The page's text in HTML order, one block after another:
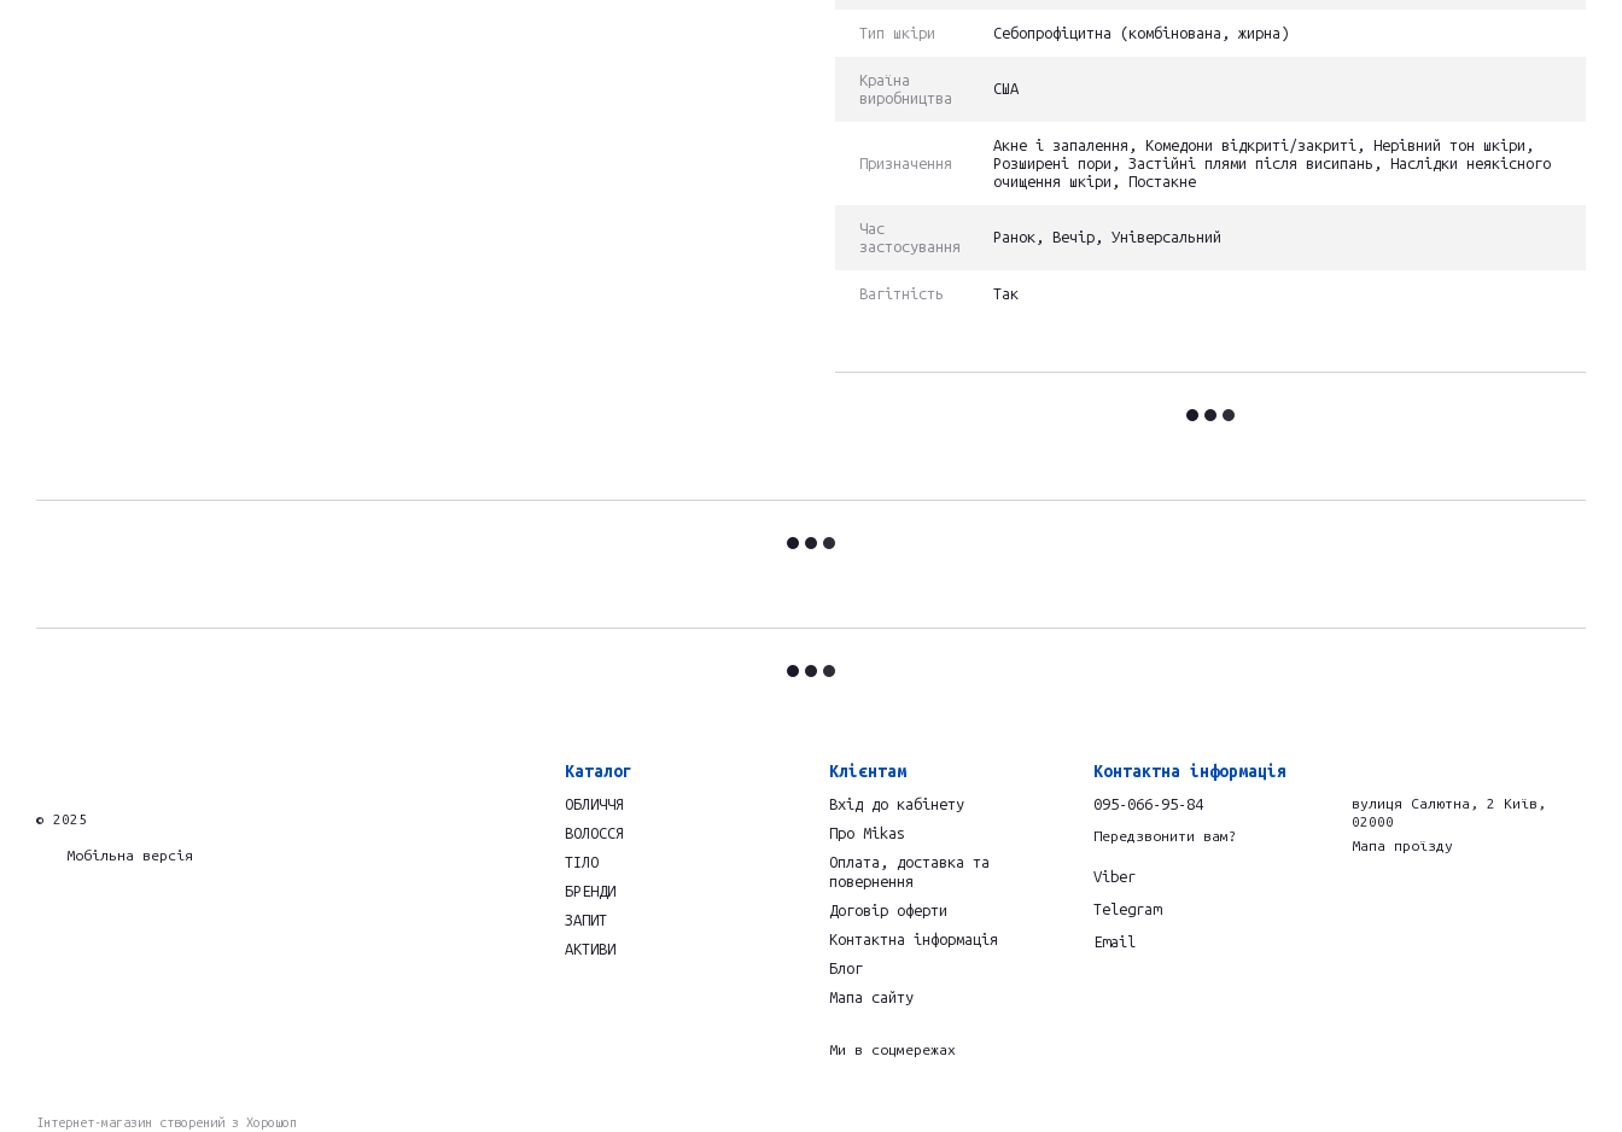
Тип шкіри Себопрофіцитна (комбінована, жирна)
Країна
виробництва
США
Призначення
Акне і запалення, Комедони відкриті/закриті, Нерівний тон шкіри,
Розширені пори, Застійні плями після висипань, Наслідки неякісного
очищення шкіри, Постакне
Час
застосування
Ранок, Вечір, Універсальний
Вагітність Так
© 2025
Мобільна версія
Інтернет-магазин створений з Хорошоп
Каталог
ОБЛИЧЧЯ
ВОЛОССЯ
ТІЛО
БРЕНДИ
ЗАПИТ
АКТИВИ
Клієнтам
Вхід до кабінету
Про Mikas
Оплата, доставка та
повернення
Договір оферти
Контактна інформація
Блог
Мапа сайту
Ми в соцмережах
Контактна інформація
095-066-95-84
Передзвонити вам?
Viber
Telegram
Email
вулиця Салютна, 2 Київ,
02000
Мапа проїзду